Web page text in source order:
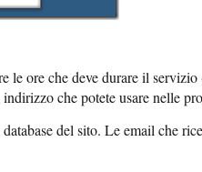
le ore che deve durare il servizio
che potete usare nelle
del sito. Le email che